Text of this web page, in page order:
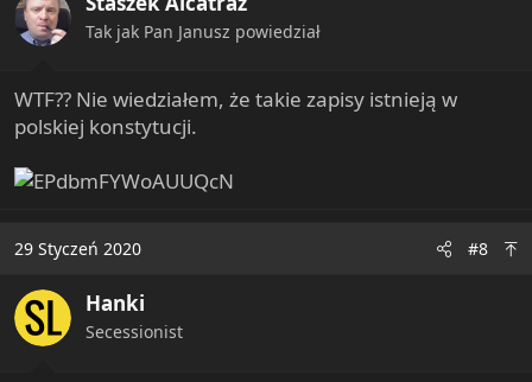
n
s
Tak jak Pan Janusz powiedział
WTF?? Nie wiedziałem, że takie zapisy istnieją w
polskiej konstytucji.
29 Styczeń 2020 #8
Hanki
Secessionist